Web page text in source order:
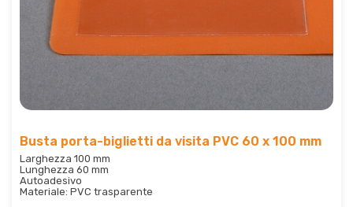
Busta porta-biglietti da visita PVC 60 x 100 mm
Larghezza 100 mm
Lunghezza 60 mm
Autoadesivo
Materiale: PVC trasparente